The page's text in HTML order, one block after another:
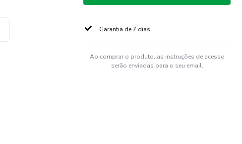
Garantia de 7 dias
Ao comprar o produto, as instruções de acesso
serão enviadas para o seu email.